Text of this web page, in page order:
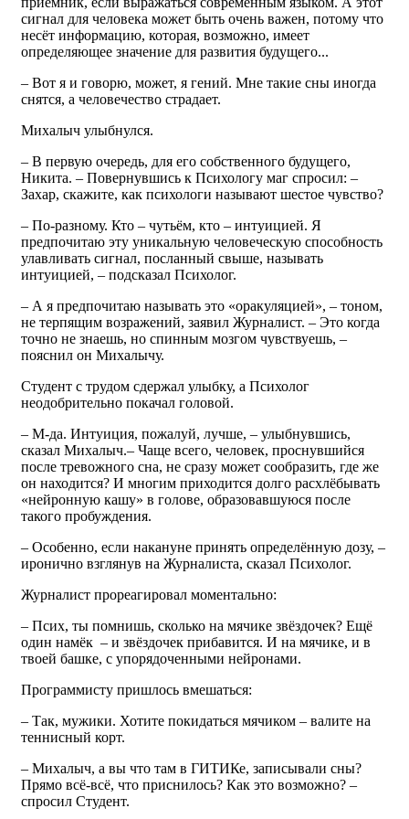
сигнал для человека может быть очень важен, потому что
несёт информацию, которая, возможно, имеет
определяющее значение для развития будущего...
– Вот я и говорю, может, я гений. Мне такие сны иногда
снятся, а человечество страдает.
Михалыч улыбнулся.
– В первую очередь, для его собственного будущего,
Никита. – Повернувшись к Психологу маг спросил: –
Захар, скажите, как психологи называют шестое чувство?
– По-разному. Кто – чутьём, кто – интуицией. Я
предпочитаю эту уникальную человеческую способность
улавливать сигнал, посланный свыше, называть
интуицией, – подсказал Психолог.
– А я предпочитаю называть это «оракуляцией», – тоном,
не терпящим возражений, заявил Журналист. – Это когда
точно не знаешь, но спинным мозгом чувствуешь, –
пояснил он Михалычу.
Студент с трудом сдержал улыбку, а Психолог
неодобрительно покачал головой.
– М-да. Интуиция, пожалуй, лучше, – улыбнувшись,
сказал Михалыч.– Чаще всего, человек, проснувшийся
после тревожного сна, не сразу может сообразить, где же
он находится? И многим приходится долго расхлёбывать
«нейронную кашу» в голове, образовавшуюся после
такого пробуждения.
– Особенно, если накануне принять определённую дозу, –
иронично взглянув на Журналиста, сказал Психолог.
Журналист прореагировал моментально:
– Псих, ты помнишь, сколько на мячике звёздочек? Ещё
один намёк – и звёздочек прибавится. И на мячике, и в
твоей башке, с упорядоченными нейронами.
Программисту пришлось вмешаться:
– Так, мужики. Хотите покидаться мячиком – валите на
теннисный корт.
– Михалыч, а вы что там в ГИТИКе, записывали сны?
Прямо всё-всё, что приснилось? Как это возможно? –
спросил Студент.